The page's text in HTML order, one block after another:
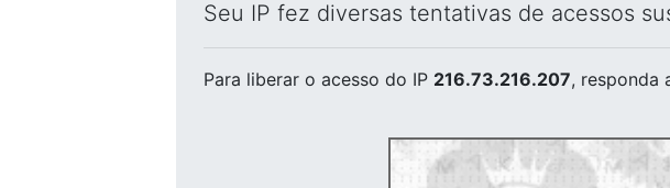
Seu IP fez diversas tentativas de acessos
Para liberar o acesso do IP 216.73.216.207, responda